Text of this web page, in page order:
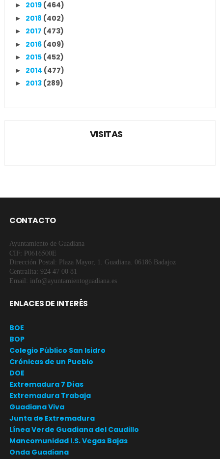
► 2019 (464)
► 2018 (402)
► 2017 (473)
► 2016 (409)
► 2015 (452)
► 2014 (477)
► 2013 (289)
VISITAS
CONTACTO
Ayuntamiento de Guadiana
CIF: P0616500E
Dirección Postal: Plaza Mayor, 1. Guadiana. 06186 Badajoz
Centralita: 924 47 00 81
Email: info@ayuntamientoguadiana.es
ENLACES DE INTERÉS
BOE
BOP
Colegio Público San Isidro
Crónicas de un Pueblo
DOE
Extremadura 7 Días
Extremadura Trabaja
Guadiana Viva
Junta de Extremadura
Línea Verde Guadiana del Caudillo
Mancomunidad I.S. Vegas Bajas
Onda Guadiana